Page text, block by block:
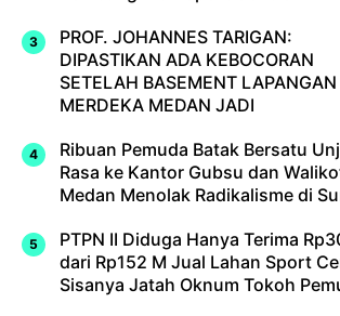
PROF. JOHANNES TARIGAN:
DIPASTIKAN ADA KEBOCORAN
SETELAH BASEMENT LAPANGAN
MERDEKA MEDAN JADI
Ribuan Pemuda Batak Bersatu
Rasa ke Kantor Gubsu dan
Medan Menolak Radikalisme di
PTPN II Diduga Hanya Terima
dari Rp152 M Jual Lahan Sport
Sisanya Jatah Oknum Tokoh